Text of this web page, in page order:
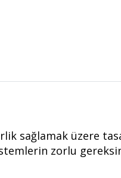
sağlamak üzere
zorlu